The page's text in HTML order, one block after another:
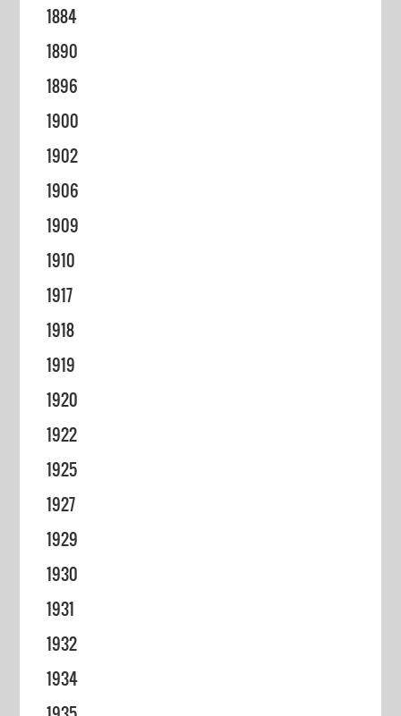
1884
1890
1896
1900
1902
1906
1909
1910
1917
1918
1919
1920
1922
1925
1927
1929
1930
1931
1932
1934